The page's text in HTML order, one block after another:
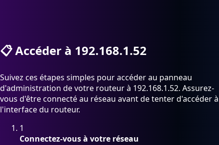
📋Accéder à 192.168.1.52
Suivez ces étapes simples pour accéder au panneau
d'administration de votre routeur à 192.168.1.52. Assurez-
vous d'être connecté au réseau avant de tenter d'accéder à
l'interface du routeur.
1
Connectez-vous à votre réseau